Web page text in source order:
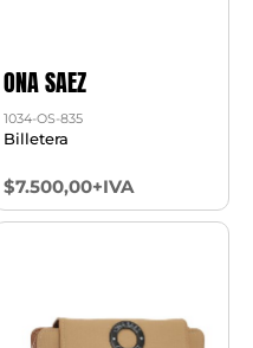
ONA SAEZ
1034-OS-835
Billetera
$7.500,00+IVA